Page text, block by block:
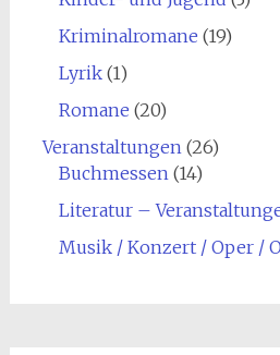
Kriminalromane (19)
Lyrik(1)
Romane (20)
Veranstaltungen(26)
Buchmessen(14)
Literatur –
Musik / Konzert / Oper /